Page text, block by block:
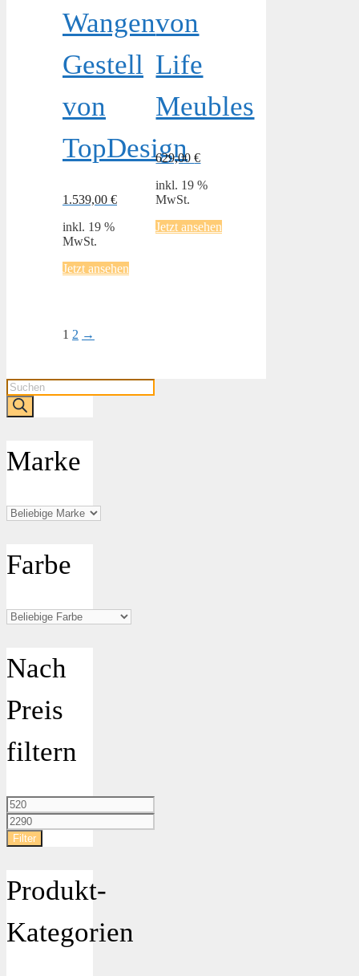
Wangen
Gestell
von
TopDesign
1.539,00 €
inkl. 19 %
MwSt.
Jetzt ansehen
von
Life
Meubles
629,00€
inkl. 19 %
MwSt.
Jetzt ansehen
1 2 →
Products
search
Marke
Farbe
Nach
Preis
filtern
Min.
Preis
Max.
Preis
Filter
Produkt-
Kategorien